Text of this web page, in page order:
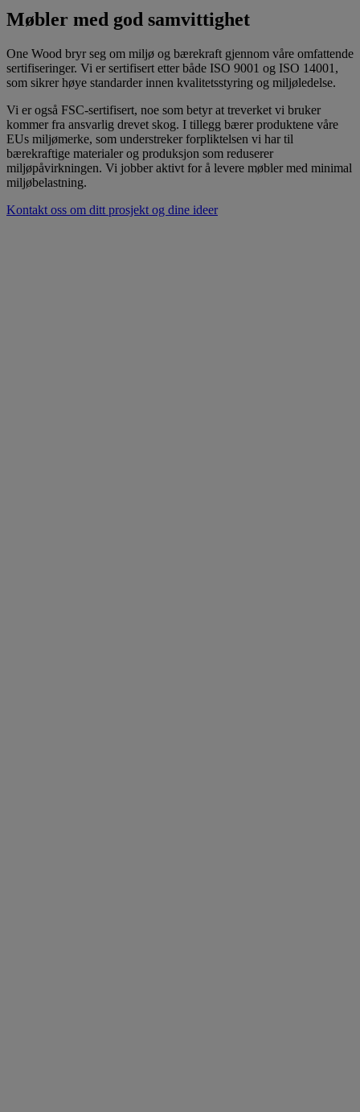
Møbler med god samvittighet
One Wood bryr seg om miljø og bærekraft gjennom våre omfattende
sertifiseringer. Vi er sertifisert etter både ISO 9001 og ISO 14001,
som sikrer høye standarder innen kvalitetsstyring og miljøledelse.
Vi er også FSC-sertifisert, noe som betyr at treverket vi bruker
kommer fra ansvarlig drevet skog. I tillegg bærer produktene våre
EUs miljømerke, som understreker forpliktelsen vi har til
bærekraftige materialer og produksjon som reduserer
miljøpåvirkningen. Vi jobber aktivt for å levere møbler med minimal
miljøbelastning.
Kontakt oss om ditt prosjekt og dine ideer